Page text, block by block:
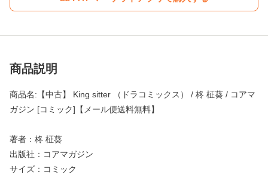
商品説明
商品名:【中古】 King sitter （ドラコミックス） / 柊 柾葵 / コアマ
ガジン [コミック]【メール便送料無料】
著者：柊 柾葵
出版社：コアマガジン
サイズ：コミック